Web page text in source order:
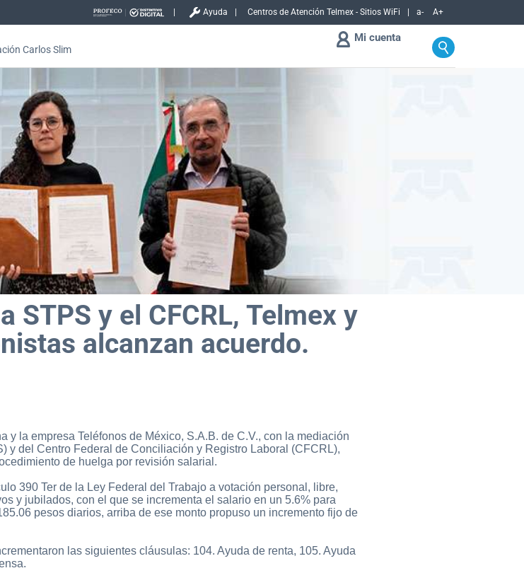
Ayuda Centros de Atención Telmex - Sitios WiFi a- A+
Carlos Slim
Mi cuenta
y el Sindicato de Telefonistas alcanzan
STPS y el CFCRL, Telmex y
alcanzan acuerdo.
y la empresa Teléfonos de México, S.A.B. de C.V., con la mediación
y del Centro Federal de Conciliación y Registro Laboral (CFCRL),
de huelga por revisión salarial.
390 Ter de la Ley Federal del Trabajo a votación personal, libre,
y jubilados, con el que se incrementa el salario en un 5.6% para
pesos diarios, arriba de ese monto propuso un incremento fijo de
las siguientes cláusulas: 104. Ayuda de renta, 105. Ayuda